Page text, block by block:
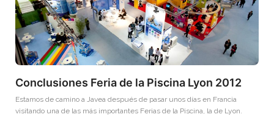
Conclusiones Feria de la Piscina Lyon 2012
Estamos de camino a Javea después de pasar unos días en Francia
visitando una de las más importantes Ferias de la Piscina, la de Lyon.